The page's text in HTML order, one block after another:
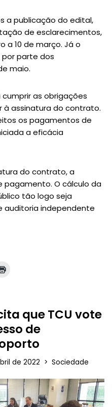
a publicação do edital,
de esclarecimentos,
a 10 de março. Já o
parte dos
maio.
as obrigações
à assinatura do contrato.
os pagamentos de
a eficácia
do contrato, a
pagamento. O cálculo da
tão logo seja
auditoria independente
que TCU vote
de
de 2022 Sociedade